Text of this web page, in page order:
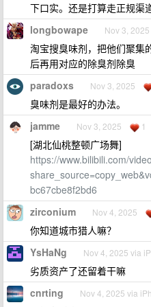
下口实。还是打算走正规渠
longbowape Nov 3, 2025
淘宝搜臭味剂，把他们聚集
后再用对应的除臭剂除臭
paradoxs Nov 3, 2025
臭味剂是最好的办法。
jamme Nov 3, 2025 1
[湖北仙桃整顿广场舞]
https://www.bilibili.com/
bc67cbe8f2bd6
zirconium Nov 4, 2025
你知道城市猎人嘛？
YsHaNg Nov 4, 2025 via
劣质资产了还留着干嘛
cnrting Nov 4, 2025 via